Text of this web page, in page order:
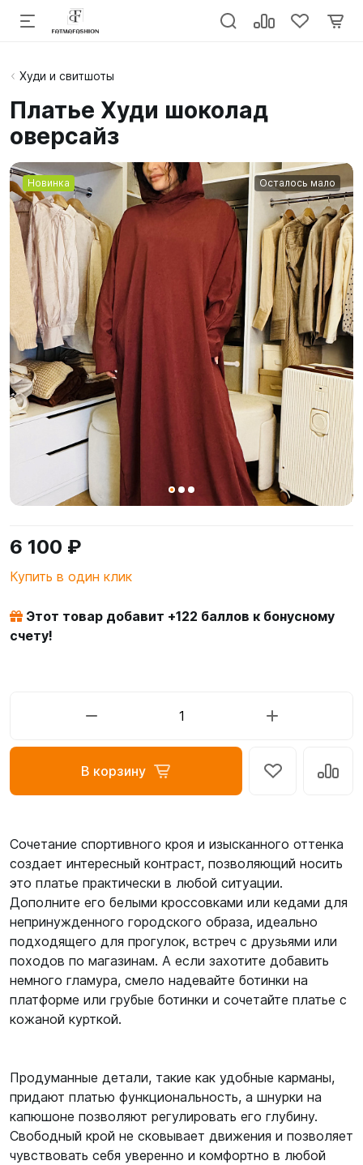
Худи и свитшоты
Платье Худи шоколад
оверсайз
Новинка Осталось мало
6 100 ₽
Купить в один клик
Этот товар добавит +122 баллов к бонусному
счету!
В корзину
Сочетание спортивного кроя и изысканного оттенка
создает интересный контраст, позволяющий носить
это платье практически в любой ситуации.
Дополните его белыми кроссовками или кедами для
непринужденного городского образа, идеально
подходящего для прогулок, встреч с друзьями или
походов по магазинам. А если захотите добавить
немного гламура, смело надевайте ботинки на
платформе или грубые ботинки и сочетайте платье с
кожаной курткой.
Продуманные детали, такие как удобные карманы,
придают платью функциональность, а шнурки на
капюшоне позволяют регулировать его глубину.
Свободный крой не сковывает движения и позволяет
чувствовать себя уверенно и комфортно в любой